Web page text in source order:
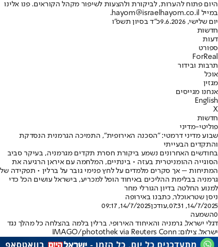
היום פתוח להערות, לביקורת ולהצעות לשיפור מקהל הקוראים. פנו אלינו
במייל hayom@israelhayom.co.il.
יום שלישי, 9.6.2026
כ"ד בסיון תשפ"ו
חדשות
דעות
ספורט
ForReal
תרבות ובידור
אוכל
מגזין
אנחנו מגייסים
English
X
חדשות
פוליטי-מדיני
שבוע מדיני דרמטי: ״הסכנה האירופית״, התמיכה הגרמנית הנסדקת
והתקדים הבעייתי
בחודשים האחרונים נשמע ביקורת חסרת תקדים מגרמניה, בעיקר סביב
הסוגייה ההומניטרית בעזה • בינתיים, המלחמה עם איראן הרגיעה את
המתיחות – אך סקרים מלמדים על לחץ פנימי גובר על ברלין • תפקידה של
גרמניה בבלימת ההליכים באיחוד הופל למכריע, בישראל עושים הכל כדי
למנוע החלטה בדיון הגורלי מחר
ניסן שטראוכלר, כתבנו באירופה
14/7/2025, 07:31
,עודכן14/7/2025, 09:17
0השמעה
דגלי ישראל, גרמניה והאיחוד האירופי. ברלין בלמה בהצלחה כל מהלך נגד
ישראל. צילום: IMAGO/photothek via Reuters Conn